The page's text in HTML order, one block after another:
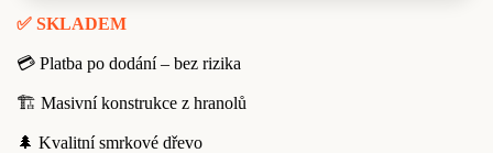
✅ SKLADEM
💳 Platba po dodání – bez rizika
🏗️ Masivní konstrukce z hranolů
🌲 Kvalitní smrkové dřevo